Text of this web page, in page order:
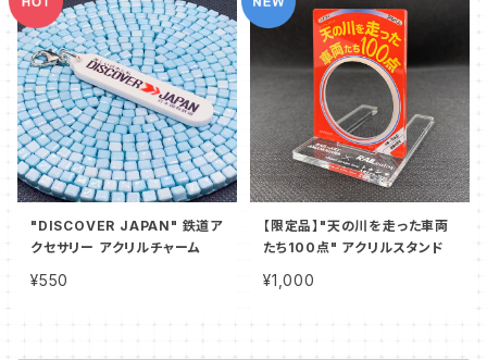
"DISCOVER JAPAN" 鉄道ア
クセサリー アクリルチャーム
¥550
【限定品】"天の川を走った車両
たち100点" アクリルスタンド
¥1,000